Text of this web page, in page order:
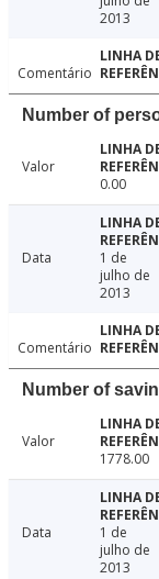
2013
Comentário
Number of
Valor
0.00
Data
1 de
julho de
2013
Comentário
Number of
Valor
1778.00
Data
1 de
julho de
2013